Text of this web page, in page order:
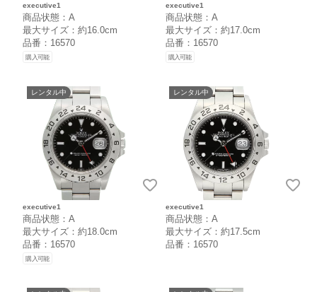
executive1
商品状態：A
最大サイズ：約16.0cm
品番：16570
購入可能
executive1
商品状態：A
最大サイズ：約17.0cm
品番：16570
購入可能
レンタル中
executive1
商品状態：A
最大サイズ：約18.0cm
品番：16570
購入可能
レンタル中
executive1
商品状態：A
最大サイズ：約17.5cm
品番：16570